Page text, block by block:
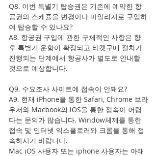
Q8. 이번 특별기 탑승권은 기존에 예약한 항
공권의 스케쥴을 변경이나 마일리지로 구입하
여 탑승할 수 있나요?
A8. 항공권 구입에 관한 구체적인 사항은 향
후 특별기 운항이 확정되고 티켓구매 절차가
진행되는 단계에서 항공사가 별도로 안내할
것으로 예상합니다.
Q9. 수요조사 사이트에 접속이 안돼요?
A9. 현재 iPhone을 통한 Safari, Chrome 브라
우저와 Macbook의 iOS을 통한 접속이 어렵
다는 문의가 많습니다. Window체제를 통한
접속 및 인터넷 익스플로러와 크롬을 통해 접
속하시기 바랍니다.
Mac iOS 사용자 또는 iphone 사용자는 아래